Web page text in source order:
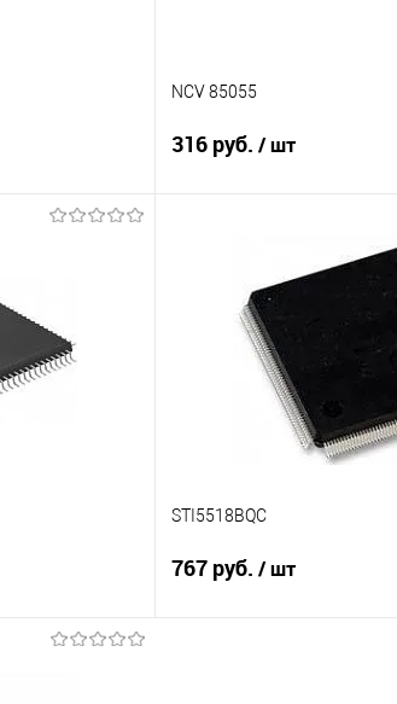
Недоступно
NCV 85055
316 руб. / шт
В
Сравнение
В избранное
STI5518BQC
767 руб. / шт